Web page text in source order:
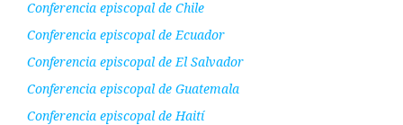
Conferencia episcopal de Chile
Conferencia episcopal de Ecuador
Conferencia episcopal de El Salvador
Conferencia episcopal de Guatemala
Conferencia episcopal de Haití